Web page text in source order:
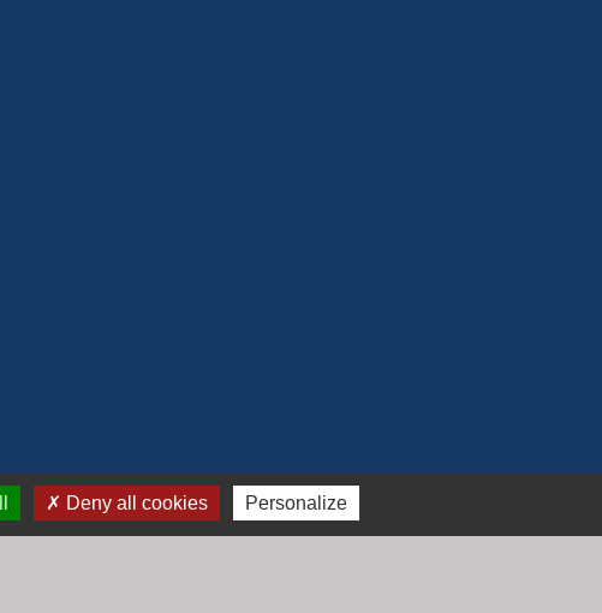
Deny all cookies Personalize